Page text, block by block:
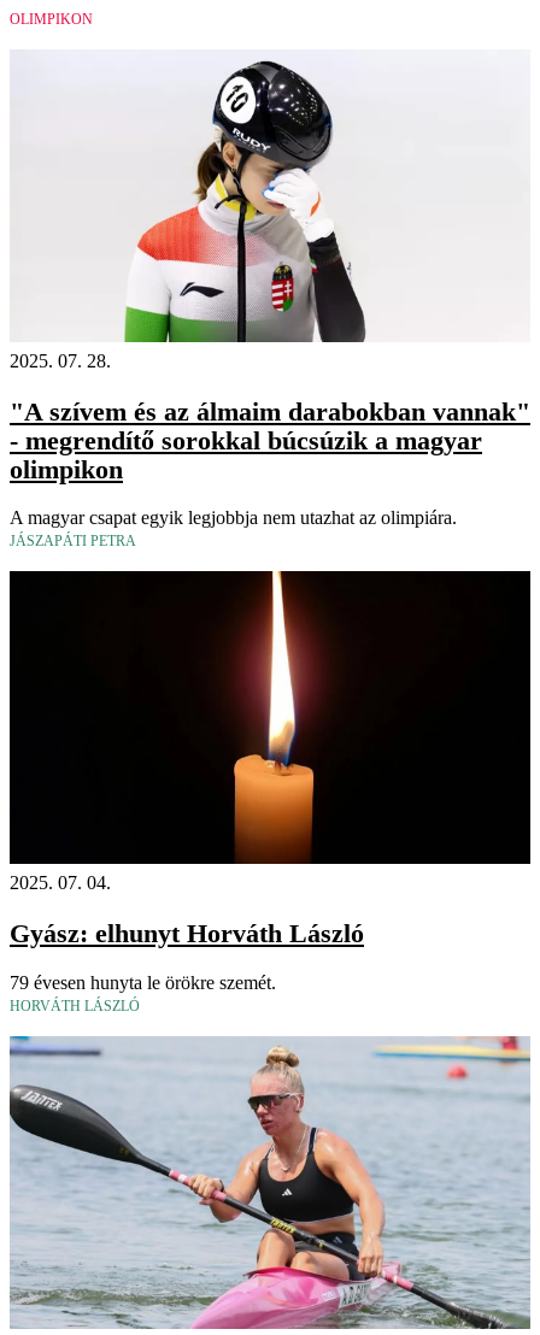
OLIMPIKON
2025. 07. 28.
"A szívem és az álmaim darabokban vannak"
- megrendítő sorokkal búcsúzik a magyar
olimpikon
A magyar csapat egyik legjobbja nem utazhat az olimpiára.
JÁSZAPÁTI PETRA
2025. 07. 04.
Gyász: elhunyt Horváth László
79 évesen hunyta le örökre szemét.
HORVÁTH LÁSZLÓ